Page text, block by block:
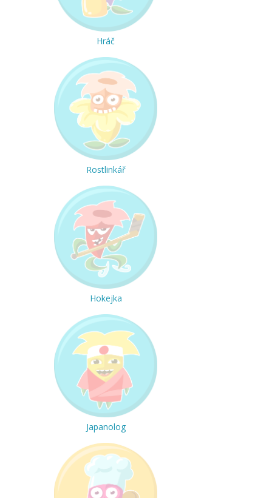
Hráč
Rostlinkář
Hokejka
Japanolog